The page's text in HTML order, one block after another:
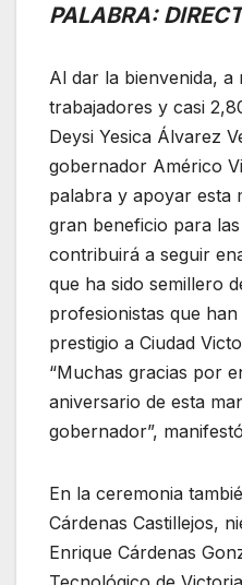
PALABRA:
Al dar la bienvenida, a
trabajadores y casi
Deysi Yesica Álvarez
gobernador Américo
palabra y apoyar esta
gran beneficio para
contribuirá a seguir
que ha sido semillero
profesionistas que
prestigio a Ciudad
“Muchas gracias por
aniversario de esta
gobernador”,
En la ceremonia
Cárdenas Castillejos,
Enrique Cárdenas